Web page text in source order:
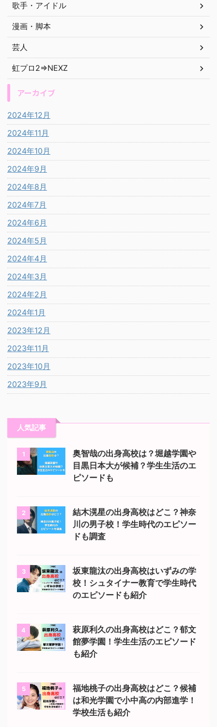
歌手・アイドル
漫画・脚本
芸人
虹プロ2⇒NEXZ
アーカイブ
2024年12月
2024年11月
2024年10月
2024年9月
2024年8月
2024年7月
2024年6月
2024年5月
2024年4月
2024年3月
2024年2月
2024年1月
2023年12月
2023年11月
2023年10月
2023年9月
人気記事
1
奥智哉の出身高校は？堀越学園や
目黒日本大が候補？学生生活のエ
ピソードも
2
結木滉星の出身高校はどこ？神奈
川の男子校！学生時代のエピソー
ドも調査
3
坂東龍汰の出身高校はいずみの学
校！シュタイナー教育で学生時代
のエピソードも紹介
4
萩原利久の出身高校はどこ？郁文
館夢学園！学生生活のエピソード
も紹介
5
福地桃子の出身高校はどこ？候補
は和光学園で小中高の内部進学！
学校生活も紹介